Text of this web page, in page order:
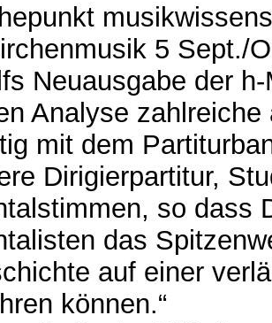
5 Sept./
Neuausgabe der
Analyse
mit dem
Dirigierpartitur,
so dass
das
auf einer
können.“